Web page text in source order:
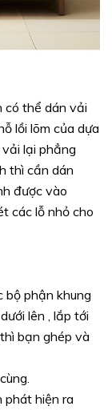
có thể dán vải
lồi lõm của dựa
lại phẳng
thì cần dán
được vào
các lỗ nhỏ cho
bộ phận khung
lên , lắp tới
bạn ghép và
phát hiện ra